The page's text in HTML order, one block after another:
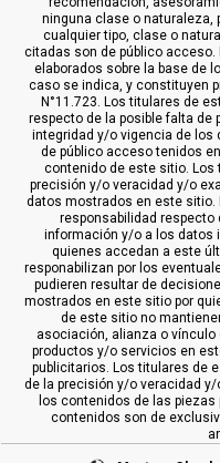
ninguna clase o naturaleza,
cualquier tipo, clase o
citadas son de público
elaborados sobre la base de
caso se indica, y constituyen
N°11.723. Los titulares de
respecto de la posible falta
integridad y/o vigencia de los
de público acceso tenidos
contenido de este sitio.
precisión y/o veracidad y/o
datos mostrados en este
responsabilidad respecto
información y/o a los datos
quienes accedan a este
responabilizan por los
pudieren resultar de
mostrados en este sitio por
de este sitio no
asociación, alianza o
productos y/o servicios en
publicitarios. Los titulares de
de la precisión y/o veracidad
los contenidos de las
contenidos son de